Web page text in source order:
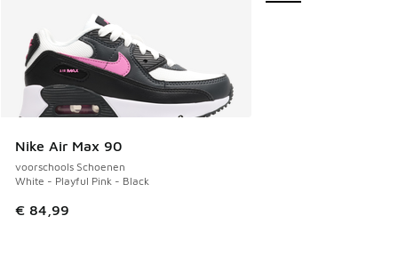
Nike Air Max 90
voorschools Schoenen
White - Playful Pink - Black
€ 84,99